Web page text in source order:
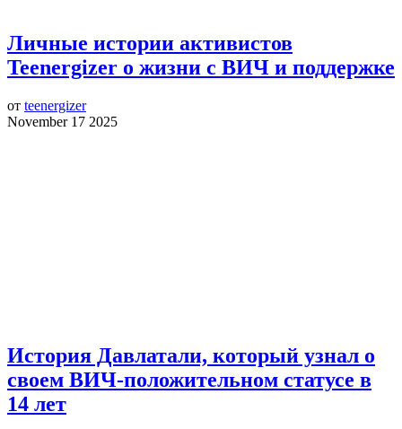
Личные истории активистов
Teenergizer о жизни с ВИЧ и поддержке
от teenergizer
November 17 2025
История Давлатали, который узнал о
своем ВИЧ-положительном статусе в
14 лет